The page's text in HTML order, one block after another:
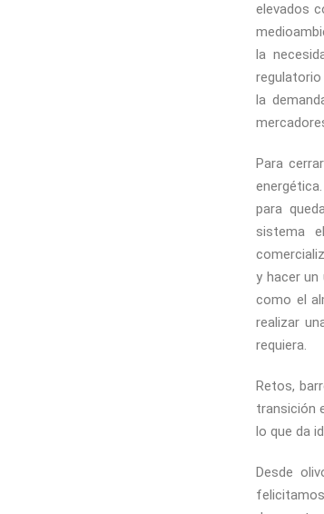
elevados
la
regulatorio
la
Para
para
sistema
y hacer
como el
realizar
requiera.
Retos,
transición
lo que da
Desde